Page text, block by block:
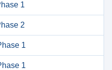
1
2
1
1